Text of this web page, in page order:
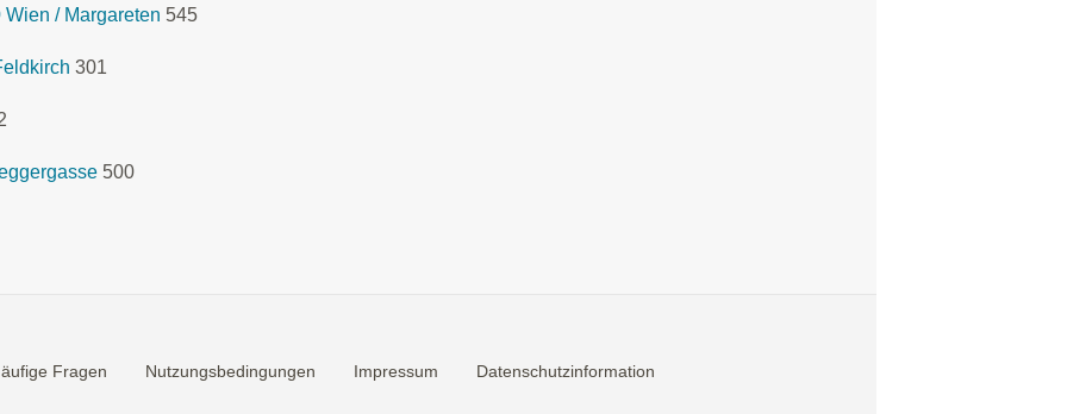
/ Margareten 545
301
500
Fragen Nutzungsbedingungen Impressum Datenschutzinformation